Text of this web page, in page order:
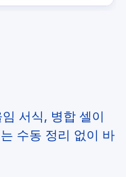
서식, 병합 셀이
수동 정리 없이 바